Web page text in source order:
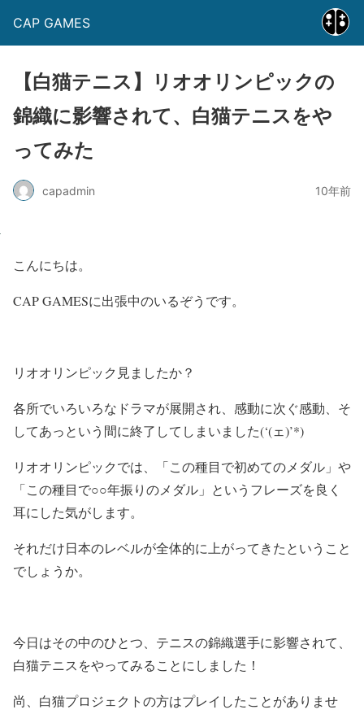
CAP GAMES
【白猫テニス】リオオリンピックの
錦織に影響されて、白猫テニスをや
ってみた
capadmin 10年前
こんにちは。
CAP GAMESに出張中のいるぞうです。
リオオリンピック見ましたか？
各所でいろいろなドラマが展開され、感動に次ぐ感動、そ
してあっという間に終了してしまいました(‘(ェ)’*)
リオオリンピックでは、「この種目で初めてのメダル」や
「この種目で○○年振りのメダル」というフレーズを良く
耳にした気がします。
それだけ日本のレベルが全体的に上がってきたということ
でしょうか。
今日はその中のひとつ、テニスの錦織選手に影響されて、
白猫テニスをやってみることにしました！
尚、白猫プロジェクトの方はプレイしたことがありませ